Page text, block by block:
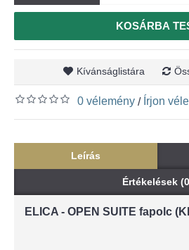
KOSÁRBA
Kívánságlistára
0 vélemény / Írjon
Leírás
Értékelések
ELICA - OPEN SUITE fapolc